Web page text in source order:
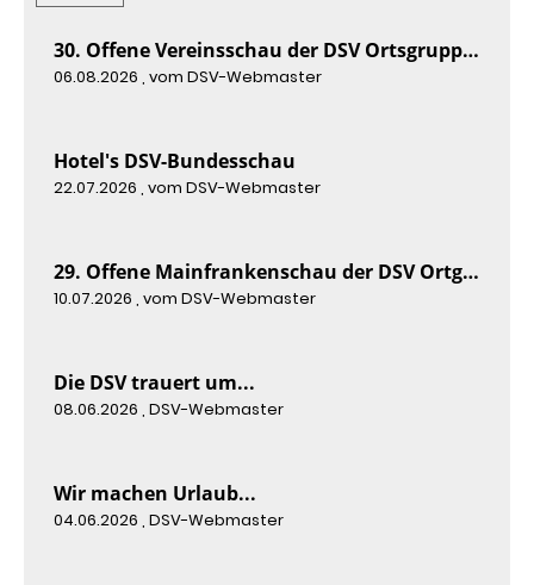
30. Offene Vereinsschau der DSV Ortsgruppe Trier 2026
06.08.2026 , vom DSV-Webmaster
Hotel's DSV-Bundesschau
22.07.2026 , vom DSV-Webmaster
29. Offene Mainfrankenschau der DSV Ortgruppe Würzburg 2026
10.07.2026 , vom DSV-Webmaster
Die DSV trauert um...
08.06.2026 , DSV-Webmaster
Wir machen Urlaub...
04.06.2026 , DSV-Webmaster